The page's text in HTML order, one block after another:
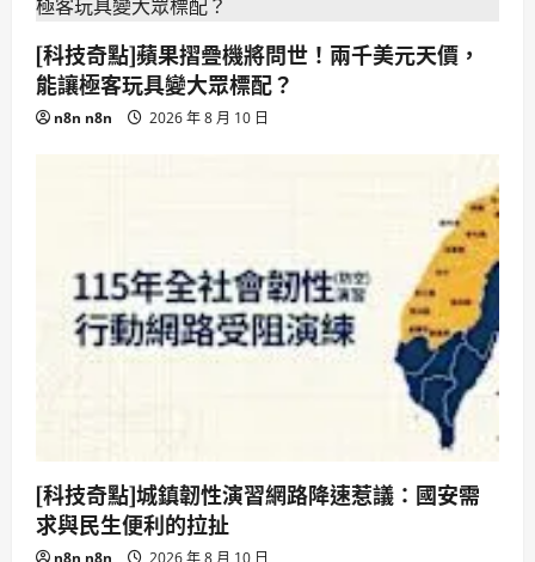
[科技奇點]蘋果摺疊機將問世！兩千美元天價，
能讓極客玩具變大眾標配？
n8n n8n 2026 年 8 月 10 日
[科技奇點]城鎮韌性演習網路降速惹議：國安需
求與民生便利的拉扯
n8n n8n 2026 年 8 月 10 日